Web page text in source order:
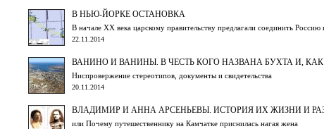
В НЬЮ-ЙОРКЕ ОСТАНОВКА
В начале XX века царскому правительству предлагали соединить
22.11.2014
ВАНИНО И ВАНИНЫ. В ЧЕСТЬ КОГО НАЗВАНА БУХТА И,
Ниспровержение стереотипов, документы и свидетельства
20.11.2014
ВЛАДИМИР И АННА АРСЕНЬЕВЫ. ИСТОРИЯ ИХ ЖИЗНИ И
или Почему путешественнику на Камчатке приснилась нагая жена